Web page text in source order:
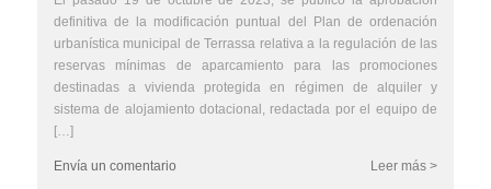
definitiva de la modificación puntual del Plan de ordenación
urbanística municipal de Terrassa relativa a la regulación de las
reservas mínimas de aparcamiento para las promociones
destinadas a vivienda protegida en régimen de alquiler y
sistema de alojamiento dotacional, redactada por el equipo de
[…]
Leer más >
Envía un comentario